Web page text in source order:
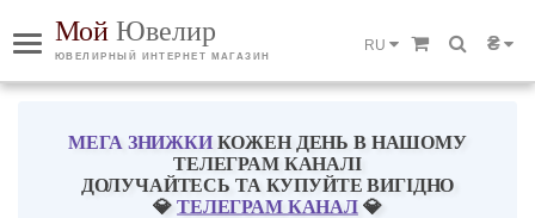
Мой Ювелир
ЮВЕЛИРНЫЙ ИНТЕРНЕТ МАГАЗИН
₴
RU
МЕГА ЗНИЖКИКОЖЕН ДЕНЬ В НАШОМУ
ТЕЛЕГРАМ КАНАЛІ
ДОЛУЧАЙТЕСЬ ТА КУПУЙТЕ ВИГІДНО
💎ТЕЛЕГРАМ КАНАЛ 💎